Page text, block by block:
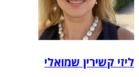
ליזי קשירין שמואלי